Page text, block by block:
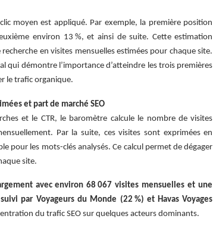
moyen est appliqué. Par exemple, la première position
environ 13 %, et ainsi de suite. Cette estimation
en visites mensuelles estimées pour chaque site.
qui démontre l’importance d’atteindre les trois premières
le trafic organique.
et part de marché SEO
et le CTR, le baromètre calcule le nombre de visites
Par la suite, ces visites sont exprimées en
pour les mots-clés analysés. Ce calcul permet de dégager
site.
avec environ 68 067 visites mensuelles et une
par Voyageurs du Monde (22 %) et Havas Voyages
du trafic SEO sur quelques acteurs dominants.